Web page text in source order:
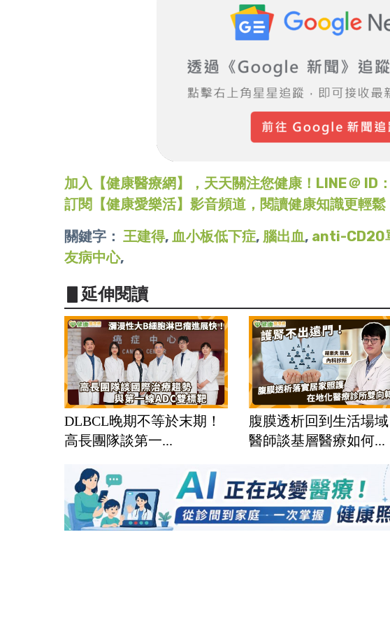
加入【健康醫療網】，天天關注您健康！LINE＠
訂閱【健康愛樂活】影音頻道，閱讀健康知識更輕鬆
關鍵字： 王建得, 血小板低下症, 腦出血, anti-CD20
友病中心,
▋延伸閱讀
DLBCL晚期不等於末期！
高長團隊談第一...
腹膜透析回到生活場
醫師談基層醫療如何...